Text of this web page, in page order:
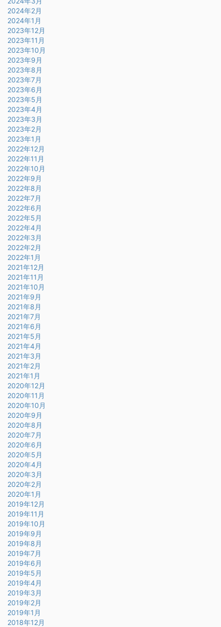
2024年2月
2024年1月
2023年12月
2023年11月
2023年10月
2023年9月
2023年8月
2023年7月
2023年6月
2023年5月
2023年4月
2023年3月
2023年2月
2023年1月
2022年12月
2022年11月
2022年10月
2022年9月
2022年8月
2022年7月
2022年6月
2022年5月
2022年4月
2022年3月
2022年2月
2022年1月
2021年12月
2021年11月
2021年10月
2021年9月
2021年8月
2021年7月
2021年6月
2021年5月
2021年4月
2021年3月
2021年2月
2021年1月
2020年12月
2020年11月
2020年10月
2020年9月
2020年8月
2020年7月
2020年6月
2020年5月
2020年4月
2020年3月
2020年2月
2020年1月
2019年12月
2019年11月
2019年10月
2019年9月
2019年8月
2019年7月
2019年6月
2019年5月
2019年4月
2019年3月
2019年2月
2019年1月
2018年12月